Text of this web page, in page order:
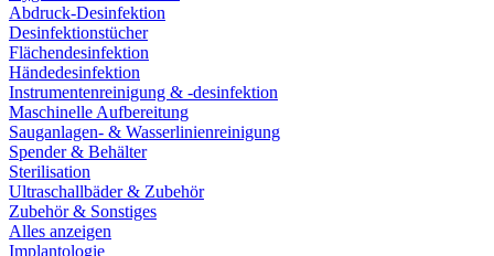
Abdruck-Desinfektion
Desinfektionstücher
Flächendesinfektion
Händedesinfektion
Instrumentenreinigung & -desinfektion
Maschinelle Aufbereitung
Sauganlagen- & Wasserlinienreinigung
Spender & Behälter
Sterilisation
Ultraschallbäder & Zubehör
Zubehör & Sonstiges
Alles anzeigen
Implantologie